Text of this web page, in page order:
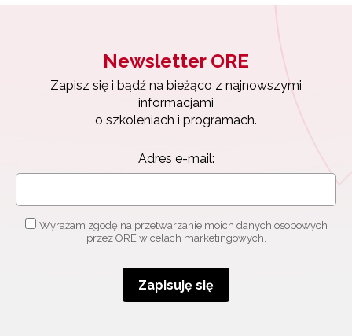
Newsletter ORE
Zapisz się i bądź na bieżąco z najnowszymi
informacjami
o szkoleniach i programach.
Adres e-mail:
Wyrażam zgodę na przetwarzanie moich danych osobowych
przez ORE w celach marketingowych.
Zapisuję się
Zapisz się i bądź na bieżąco z najnowszymi
informacjami
o szkoleniach i programach.
Wyrażam zgodę na przetwarzanie moich danych
Zapisuję się